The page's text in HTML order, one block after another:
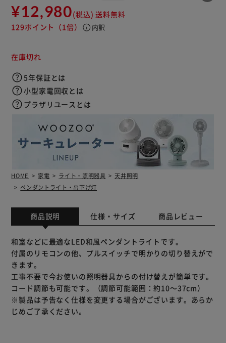
¥12,980(税込) 送料無料
129ポイント （1倍） info 内訳
在庫切れ
5年保証とは
小型家電回収とは
プラザリユースとは
HOME 家電 ライト・照明器具
天井照明
ペンダントライト・吊下げ灯
商品説明 仕様・サイズ 商品レビュー
和室などに最適なLED和風ペンダントライトです。
付属のリモコンの他、プルスイッチで明かりの切り替えがで
きます。
工事不要で今お使いの照明器具からの付け替えが簡単です。
コード調節も可能です。（調節可能範囲：約10～37cm）
※製品は予告なく仕様を変更する場合がございます。あらか
じめご了承ください。